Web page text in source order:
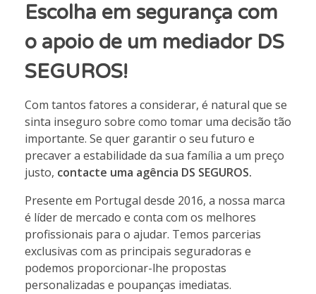
Escolha em segurança com
o apoio de um mediador DS
SEGUROS!
Com tantos fatores a considerar, é natural que se
sinta inseguro sobre como tomar uma decisão tão
importante. Se quer garantir o seu futuro e
precaver a estabilidade da sua família a um preço
justo, contacte uma agência DS SEGUROS.
Presente em Portugal desde 2016, a nossa marca
é líder de mercado e conta com os melhores
profissionais para o ajudar. Temos parcerias
exclusivas com as principais seguradoras e
podemos proporcionar-lhe propostas
personalizadas e poupanças imediatas.